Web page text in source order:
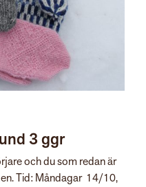
3 ggr
och du som redan är
Tid: Måndagar 14/10,